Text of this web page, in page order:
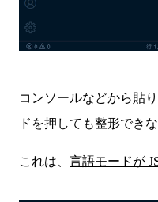
コンソールなどから貼
ドを押しても整形でき
これは、 言語モードが